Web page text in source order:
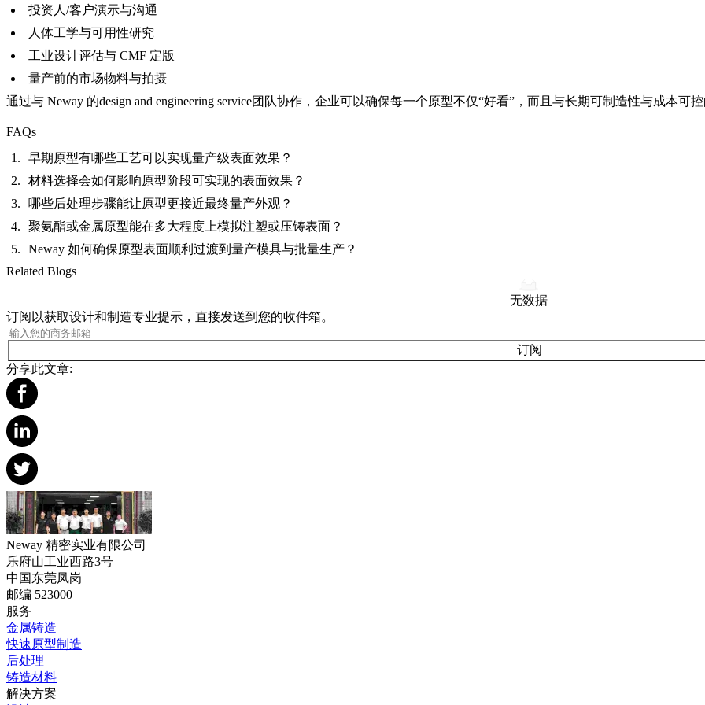
投资人/客户演示与沟通
人体工学与可用性研究
工业设计评估与 CMF 定版
量产前的市场物料与拍摄
通过与 Neway 的design and engineering service团队协作，企业可以确保每一个原型不仅“好看”，而且与长期可制造性与成本可控
FAQs
早期原型有哪些工艺可以实现量产级表面效果？
材料选择会如何影响原型阶段可实现的表面效果？
哪些后处理步骤能让原型更接近最终量产外观？
聚氨酯或金属原型能在多大程度上模拟注塑或压铸表面？
Neway 如何确保原型表面顺利过渡到量产模具与批量生产？
Related Blogs
无数据
订阅以获取设计和制造专业提示，直接发送到您的收件箱。
订阅
分享此文章:
Neway 精密实业有限公司
乐府山工业西路3号
中国东莞凤岗
邮编 523000
服务
金属铸造
快速原型制造
后处理
铸造材料
解决方案